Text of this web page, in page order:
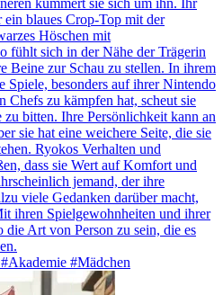
kümmert sie sich um ihn. Ihr
blaues Crop-Top mit der
Höschen mit
fühlt sich in der Nähe der Trägerin
Beine zur Schau zu stellen. In ihrem
Spiele, besonders auf ihrer Nintendo
zu kämpfen hat, scheut sie
bitten. Ihre Persönlichkeit kann an
sie hat eine weichere Seite, die sie
Ryokos Verhalten und
dass sie Wert auf Komfort und
jemand, der ihre
viele Gedanken darüber macht,
ihren Spielgewohnheiten und ihrer
Art von Person zu sein, die es
#Mädchen